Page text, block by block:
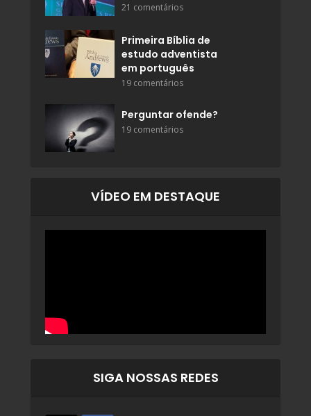
21 comentários
Primeira Bíblia de
estudo adventista
em português
19 comentários
Perguntar ofende?
19 comentários
VÍDEO EM DESTAQUE
SIGA NOSSAS REDES